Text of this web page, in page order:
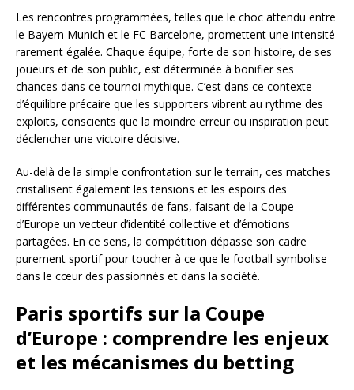
Les rencontres programmées, telles que le choc attendu entre
le Bayern Munich et le FC Barcelone, promettent une intensité
rarement égalée. Chaque équipe, forte de son histoire, de ses
joueurs et de son public, est déterminée à bonifier ses
chances dans ce tournoi mythique. C’est dans ce contexte
d’équilibre précaire que les supporters vibrent au rythme des
exploits, conscients que la moindre erreur ou inspiration peut
déclencher une victoire décisive.
Au-delà de la simple confrontation sur le terrain, ces matches
cristallisent également les tensions et les espoirs des
différentes communautés de fans, faisant de la Coupe
d’Europe un vecteur d’identité collective et d’émotions
partagées. En ce sens, la compétition dépasse son cadre
purement sportif pour toucher à ce que le football symbolise
dans le cœur des passionnés et dans la société.
Paris sportifs sur la Coupe
d’Europe : comprendre les enjeux
et les mécanismes du betting